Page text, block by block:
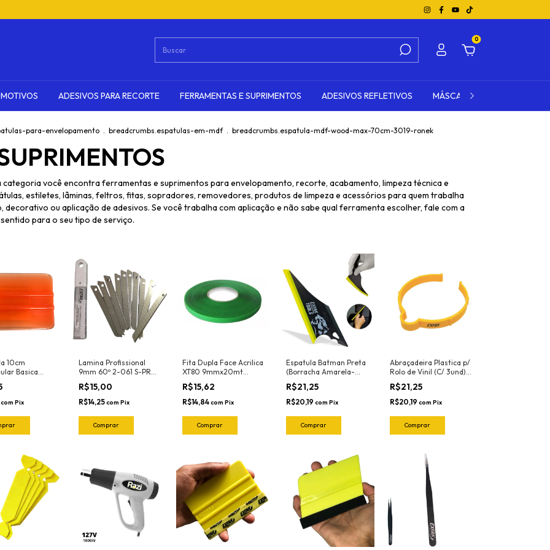
0
ADESIVOS PARA RECORTE FERRAMENTAS E SUPRIMENTOS ADESIVOS REFLETIVOS MÁSCARA DE TRANSFERÊNCIA
para-envelopamento . breadcrumbs.espatulas-em-mdf . breadcrumbs.espatula-mdf-wood-max-70cm-3019-ronek
você encontra ferramentas e suprimentos para envelopamento, recorte, acabamento, limpeza técnica e
estiletes, lâminas, feltros, fitas, sopradores, removedores, produtos de limpeza e acessórios para quem trabalha
ou aplicação de adesivos. Se você trabalha com aplicação e não sabe qual ferramenta escolher, fale com a
para o seu tipo de serviço.
10cm
Basica
Flexivel)
com Pix
Lamina Profissional
9mm 60º 2-061 S-PRO
(CX 10und) Exfak
R$15,00
R$14,25com Pix
Fita Dupla Face Acrilica
XT80 9mmx20mt
Adere
R$15,62
R$14,84com Pix
Espatula Batman Preta
(Borracha Amarela-
Flexivel) 50-2030
Exfak
R$21,25
R$20,19 com Pix
Abraçadeira Plastica p/
Rolo de Vinil (C/ 3und)
83-6112 Exfak
R$21,25
R$20,19 com Pix